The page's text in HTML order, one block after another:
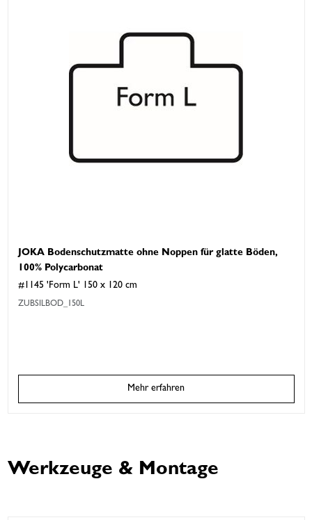
JOKA Bodenschutzmatte ohne Noppen für glatte Böden,
100% Polycarbonat
#1145 'Form L' 150 x 120 cm
ZUBSILBOD_150L
Mehr erfahren
Werkzeuge & Montage